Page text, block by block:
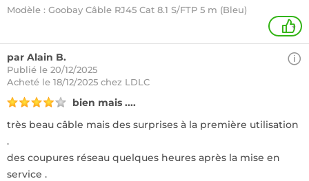
Modèle : Goobay Câble RJ45 Cat 8.1 S/FTP 5 m (Bleu)
+
par Alain B.
Publié le 20/12/2025
Acheté le 18/12/2025 chez LDLC
bien mais ....
très beau câble mais des surprises à la première utilisation
.
des coupures réseau quelques heures après la mise en
service .